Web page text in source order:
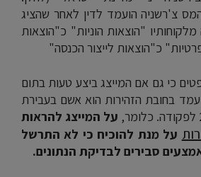
צ'רשניה הועמד לדין לאחר שהציג
"הוצאות הוניות" כ"הוצאות
כ"הוצאות לייצור הכנסה"
כי גם אם המייצג ביצע טעות בתום
בחובת הזהירות הוא אשם בעבירת
על המייצג להראות
על מנת להוכיח כי לא התרשל
סבירים לבדיקת הנתונים.